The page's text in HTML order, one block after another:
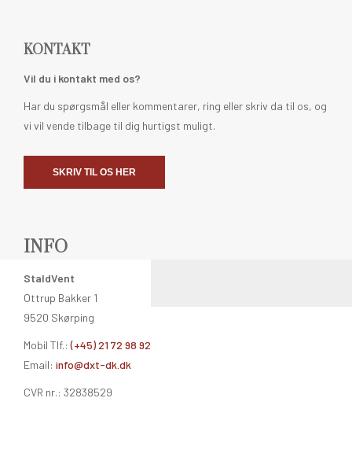
KONTAKT
Vil du i kontakt med os?
Har du spørgsmål eller kommentarer, ring eller skriv da til os, og
vi vil vende tilbage til dig hurtigst muligt.
SKRIV TIL OS HER
INFO
StaldVent
Ottrup Bakker 1
9520 Skørping
Mobil Tlf.:(+45) 21 72 98 92
Email: info@dxt-dk.dk
CVR nr.: 32838529